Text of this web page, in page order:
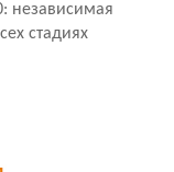
независимая
стадиях